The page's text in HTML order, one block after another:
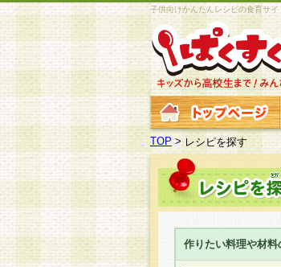
子供向けかんたんレシピの食育サイ
TOP >レシピを探す
作りたい料理や材料